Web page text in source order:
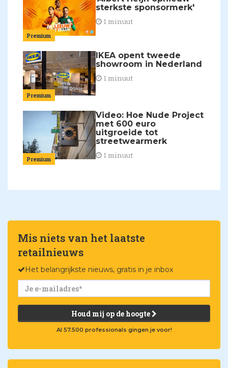
Premium
sterkste sponsormerk'
1 minuut
Premium
IKEA opent tweede
showroom in Nederland
1 minuut
Premium
Video: Hoe Nude Project
met 600 euro
uitgroeide tot
streetwearmerk
1 minuut
Mis niets van het laatste
retailnieuws
Het belangrijkste nieuws, gratis in je inbox
Houd mij op de hoogte
Al 57.500 professionals gingen je voor!